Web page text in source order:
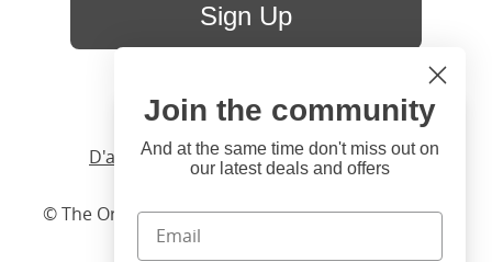
Sign Up
D'accueil/ Produits /Lit/Bois/ Austin
© The Original Bedstead Co. (2026) Company No.
03662796 VAT No. 726 3896 02
Hi
You're visiting us from United
States. Would you like to visit
our United States website?
Close
Join the community
And at the same time don't miss out on
our latest deals and offers